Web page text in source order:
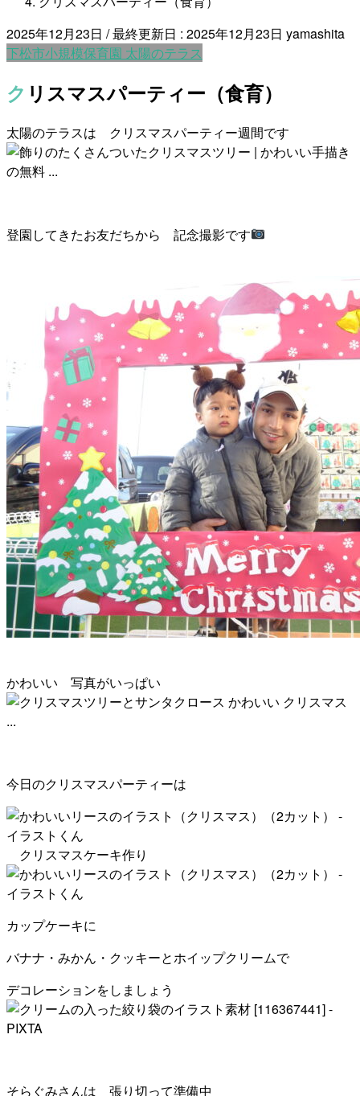
2025年12月23日 / 最終更新日 : 2025年12月23日 yamashita
下松市小規模保育園 太陽のテラス
クリスマスパーティー（食育）
太陽のテラスは クリスマスパーティー週間です
登園してきたお友だちから 記念撮影です
かわいい 写真がいっぱい
今日のクリスマスパーティーは
クリスマスケーキ作り
カップケーキに
バナナ・みかん・クッキーとホイップクリームで
デコレーションをしましょう
そらぐみさんは 張り切って準備中